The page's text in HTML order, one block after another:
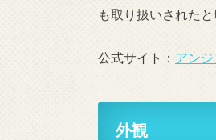
も取り扱いされたと
公式サイト： アンジ
外観